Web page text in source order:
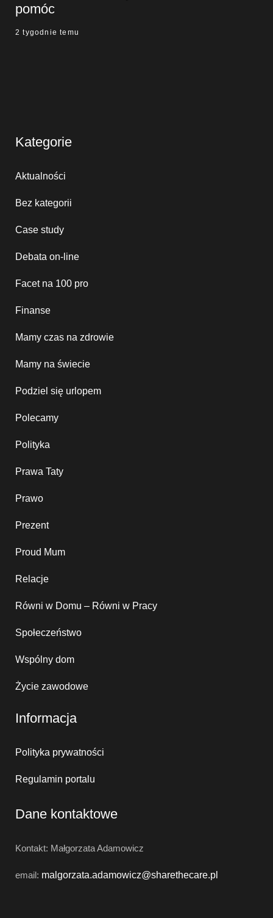
pomóc
2 tygodnie temu
Kategorie
Aktualności
Bez kategorii
Case study
Debata on-line
Facet na 100 pro
Finanse
Mamy czas na zdrowie
Mamy na świecie
Podziel się urlopem
Polecamy
Polityka
Prawa Taty
Prawo
Prezent
Proud Mum
Relacje
Równi w Domu – Równi w Pracy
Społeczeństwo
Wspólny dom
Życie zawodowe
Informacja
Polityka prywatności
Regulamin portalu
Dane kontaktowe
Kontakt: Małgorzata Adamowicz
email: malgorzata.adamowicz@sharethecare.pl